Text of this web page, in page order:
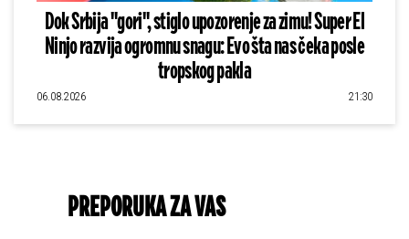
Dok Srbija "gori", stiglo upozorenje za zimu! Super El
Ninjo razvija ogromnu snagu: Evo šta nas čeka posle
tropskog pakla
06.08.2026 21:30
PREPORUKA ZA VAS